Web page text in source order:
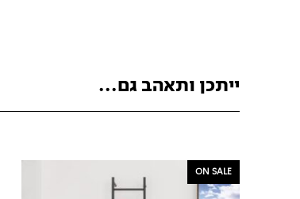
ייתכן ותאהב גם...
ON SALE